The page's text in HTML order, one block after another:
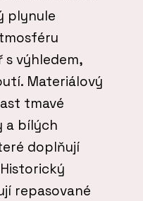
plynule
výhledem,
Materiálový
tmavé
a bílých
doplňují
repasované